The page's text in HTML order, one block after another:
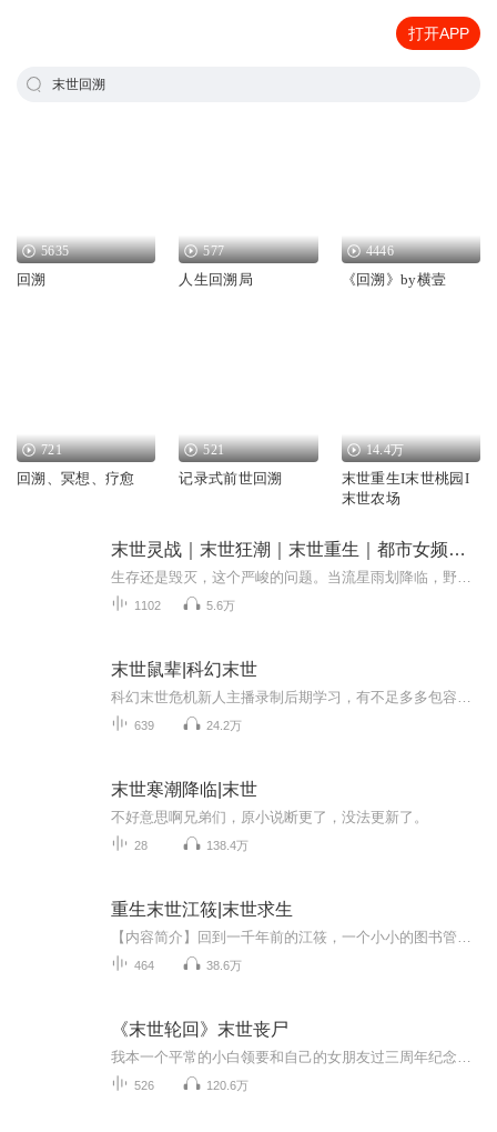
打开APP
末世回溯
5635
回溯
577
人生回溯局
4446
《回溯》by横壹
721
回溯、冥想、疗愈
521
记录式前世回溯
14.4万
末世重生I末世桃园I
末世农场
末世灵战｜末世狂潮｜末世重生｜都市女频｜末世求生
1102 5.6万
末世鼠辈|科幻末世
639 24.2万
末世寒潮降临|末世
不好意思啊兄弟们，原小说断更了，没法更新了。
28 138.4万
重生末世江筱|末世求生
464 38.6万
《末世轮回》末世丧尸
526 120.6万